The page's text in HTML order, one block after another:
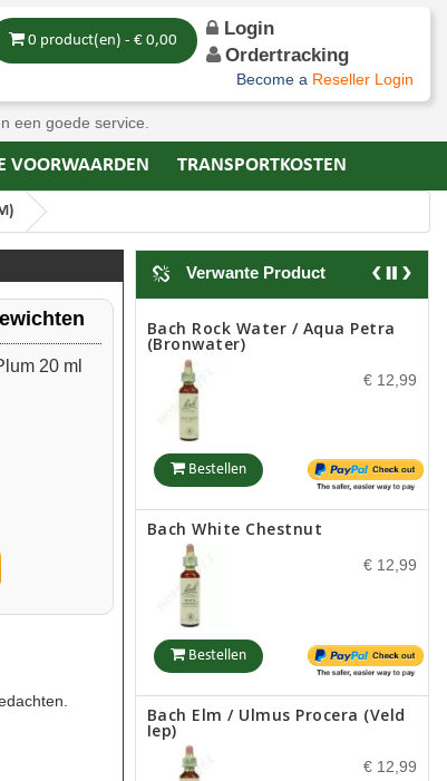
0 product(en) - € 0,00
Login
Ordertracking
Become a Reseller Login
een goede service.
VOORWAARDEN TRANSPORTKOSTEN
20 ml
Verwante Product
Bach Rock Water / Aqua Petra
(Bronwater)
€ 12,99
Bestellen
Bach White Chestnut
€ 12,99
Bestellen
Bach Elm / Ulmus Procera (Veld
Iep)
€ 12,99